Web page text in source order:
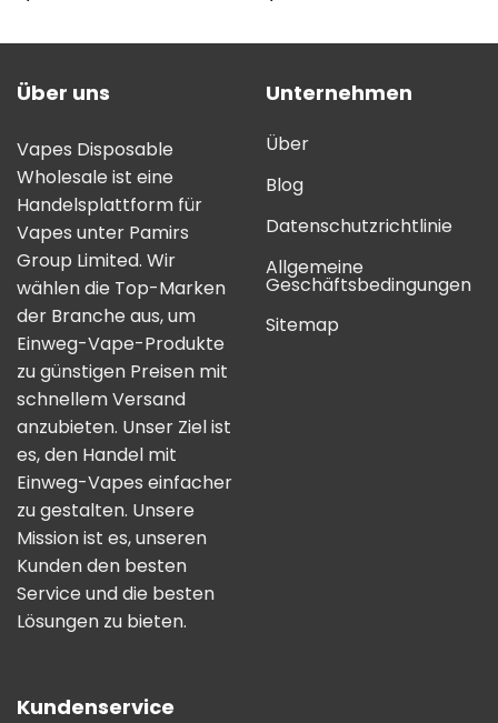
Über uns
Vapes Disposable
Wholesale ist eine
Handelsplattform für
Vapes unter Pamirs
Group Limited. Wir
wählen die Top-Marken
der Branche aus, um
Einweg-Vape-Produkte
zu günstigen Preisen mit
schnellem Versand
anzubieten. Unser Ziel ist
es, den Handel mit
Einweg-Vapes einfacher
zu gestalten. Unsere
Mission ist es, unseren
Kunden den besten
Service und die besten
Lösungen zu bieten.
Unternehmen
Über
Blog
Datenschutzrichtlinie
Allgemeine
Geschäftsbedingungen
Sitemap
Kundenservice